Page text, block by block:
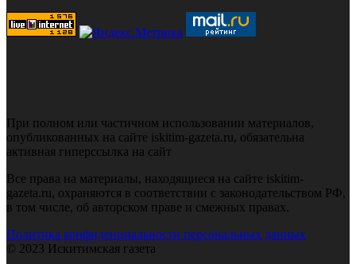
При полном или частичном использовании материалов,
опубликованных на сайте iskitim-gazeta.ru, обязательна
активная гиперссылка на сайт
Все права на материалы, находящиеся на сайте iskitim-
gazeta.ru, охраняются в соответствии с законодательством РФ,
в том числе, об авторском праве и смежных правах.
Политика конфиденциальности персональных данных
© 2023 Искитимская газета